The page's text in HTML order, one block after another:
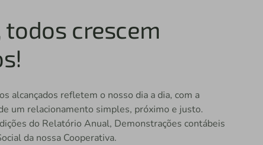
todos crescem
alcançados refletem o nosso dia a dia, com a
um relacionamento simples, próximo e justo.
do Relatório Anual, Demonstrações contábeis
da nossa Cooperativa.